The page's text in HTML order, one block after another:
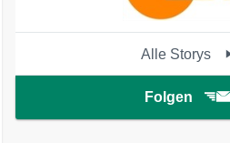
Alle Storys
Folgen